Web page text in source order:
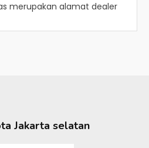
merupakan alamat dealer
Jakarta selatan